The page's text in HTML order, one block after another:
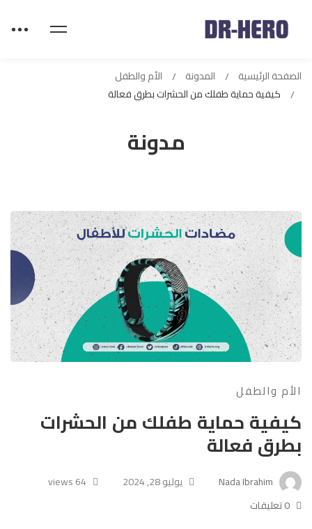
مدونة
الصفحة الرئيسية المدونة
الأم والطفل
كيفية حماية طفلك من الحشرات بطرق فعالة
الأم والطفل
كيفية حماية طفلك من الحشرات
بطرق فعالة
يوليو 28, 2024
64 views
0 تعليقات